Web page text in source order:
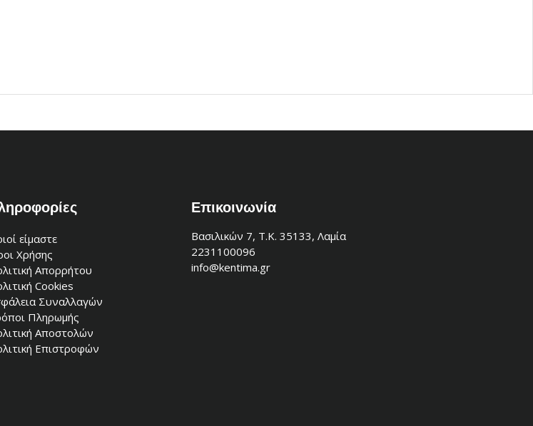
είμαστε
Χρήσης
Απορρήτου
Cookies
Συναλλαγών
Πληρωμής
Αποστολών
Επιστροφών
Επικοινωνία
Βασιλικών 7, Τ.Κ. 35133, Λαμία
2231100096
info@kentima.gr